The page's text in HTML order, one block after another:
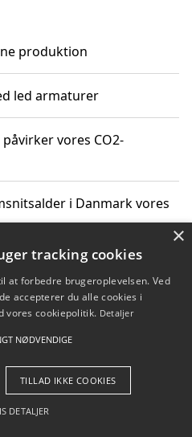
produktion
led armaturer
vores CO2-
i Danmark vores
udledning påvirker vores
Blog Betingelser
×
tracking cookies
at forbedre brugeroplevelsen. Ved
accepterer du alle cookies i
vores cookiepolitik. Detaljer
NØDVENDIGE
TILLAD IKKE COOKIES
DETALJER